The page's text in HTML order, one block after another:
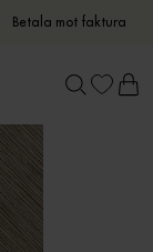
Betala mot faktura